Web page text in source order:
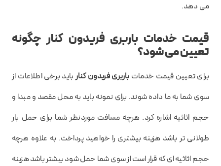
می دهد.
قیمت خدمات باربری فریدون کنار چگونه
تعیین می شود؟
برای تعیین قیمت خدمات باربری فریدون کنارباید برخی اطلاعات از
سوی شما به ما داده شوند. برای نمونه باید به محل مقصد و مبدا و
حجم اثاثیه اشاره کرد. هرچه مسافت موردنظر شما برای حمل بار
طولانی تر باشد هزینه بیشتری را خواهید پرداخت. به علاوه هرچه
حجم اثاثیه ای که قرار است از سوی شما حمل شود بیشتر باشد هزینه